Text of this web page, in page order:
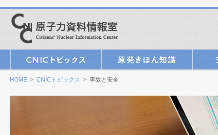
HOME > CNICトピックス > 事故と安全